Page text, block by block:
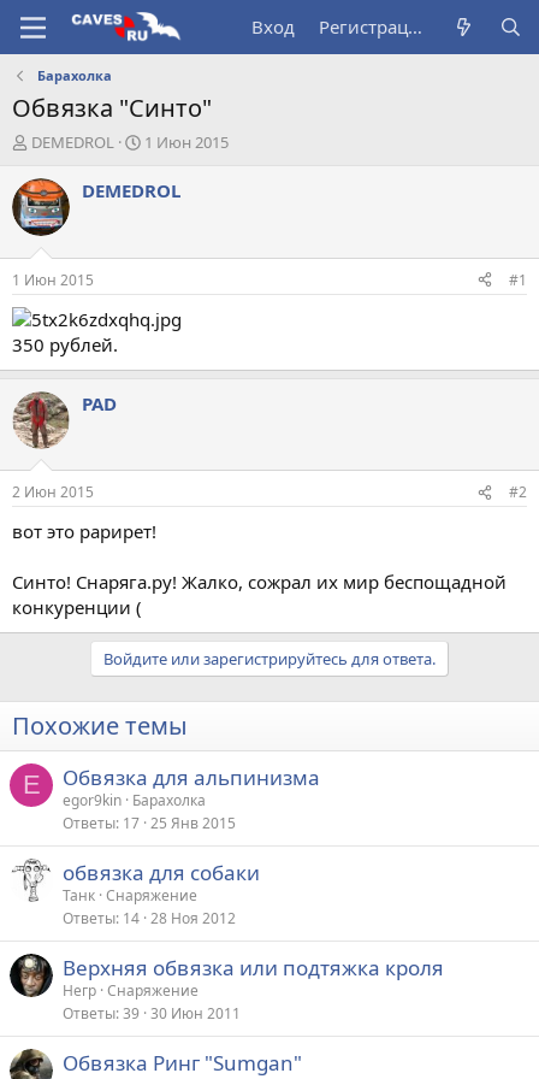
Вход Регистрация
Барахолка
Обвязка "Синто"
А
т
о
р
т
е
м
ы
DEMEDROL
Д
т
а
л
а
1 Июн 2015
DEMEDROL
1 Июн 2015 #1
350 рублей.
PAD
2 Июн 2015 #2
вот это рарирет!
Синто! Снаряга.ру! Жалко, сожрал их мир беспощадной
конкуренции (
Войдите или зарегистрируйтесь для ответа.
Похожие темы
E Обвязка для альпинизма
egor9kin Барахолка
Ответы 17 25 Янв 2015
обвязка для собаки
Танк Снаряжение
Ответы 14 28 Ноя 2012
Верхняя обвязка или подтяжка кроля
Негр Снаряжение
Ответы 39 30 Июн 2011
Обвязка Ринг "Sumgan"